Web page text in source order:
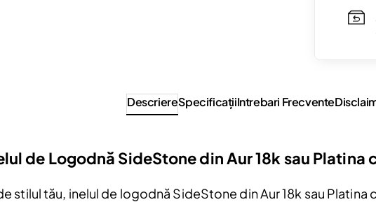
DescriereSpecificaţiiIntrebari Frecvente
de Logodnă SideStone din Aur 18k sau
stilul tău, inelul de logodnă SideStone din Aur 18k sau